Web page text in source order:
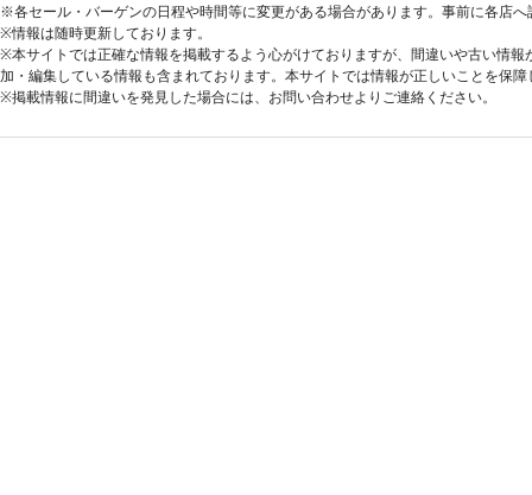
※各セール・バーゲンの日程や時間等に変更がある場合があります。事前に各店
※情報は随時更新しております。
※本サイトでは正確な情報を掲載するよう心がけておりますが、間違いや古い情
加・編集している情報も含まれております。本サイトでは情報が正しいことを保
※掲載情報に間違いを発見した場合には、お問い合わせよりご連絡ください。